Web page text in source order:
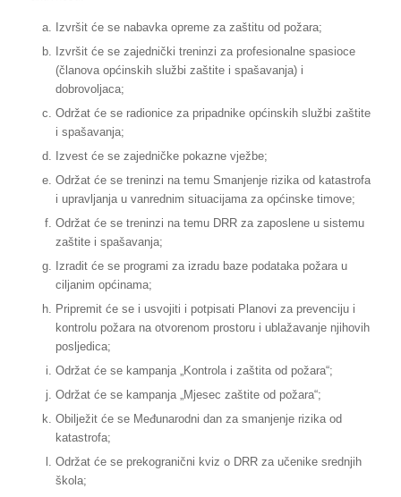
Izvršit će se nabavka opreme za zaštitu od požara;
Izvršit će se zajednički treninzi za profesionalne spasioce
(članova općinskih službi zaštite i spašavanja) i
dobrovoljaca;
Održat će se radionice za pripadnike općinskih službi zaštite
i spašavanja;
Izvest će se zajedničke pokazne vježbe;
Održat će se treninzi na temu Smanjenje rizika od katastrofa
i upravljanja u vanrednim situacijama za općinske timove;
Održat će se treninzi na temu DRR za zaposlene u sistemu
zaštite i spašavanja;
Izradit će se programi za izradu baze podataka požara u
ciljanim općinama;
Pripremit će se i usvojiti i potpisati Planovi za prevenciju i
kontrolu požara na otvorenom prostoru i ublažavanje njihovih
posljedica;
Održat će se kampanja „Kontrola i zaštita od požara“;
Održat će se kampanja „Mjesec zaštite od požara“;
Obilježit će se Međunarodni dan za smanjenje rizika od
katastrofa;
Održat će se prekogranični kviz o DRR za učenike srednjih
škola;